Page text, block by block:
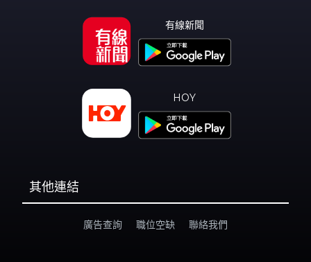
有線新聞
HOY
其他連結
廣告查詢 職位空缺 聯絡我們